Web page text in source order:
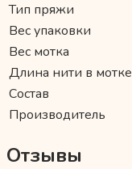
Тип пряжи
Вес упаковки
Вес мотка
Длина нити в мотке
Состав
Производитель
Отзывы